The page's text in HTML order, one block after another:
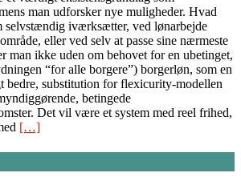
man udforsker nye muligheder. Hvad
selvstændig iværksætter, ved lønarbejde
eller ved selv at passe sine nærmeste
man ikke uden om behovet for en ubetinget,
“for alle borgere”) borgerløn, som en
bedre, substitution for flexicurity-modellen
betingede
Det vil være et system med reel frihed,
[…]